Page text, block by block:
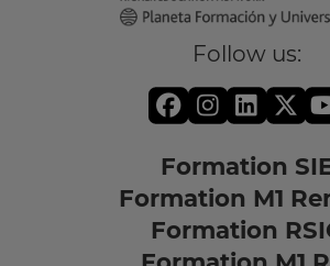
Follow us:
Formation
Formation M1
Formation